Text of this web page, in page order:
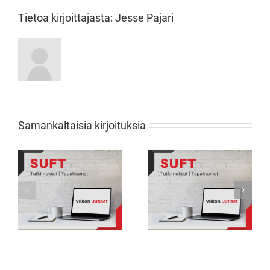
Tietoa kirjoittajasta: Jesse Pajari
Samankaltaisia kirjoituksia
Viikon Uutiset 232: Tarkkana selän
rasitusmurtumien kanssa
Viikon Uutiset 231: Nuorten
urheilijoiden biologisessa
kehityksessä suuria eroja